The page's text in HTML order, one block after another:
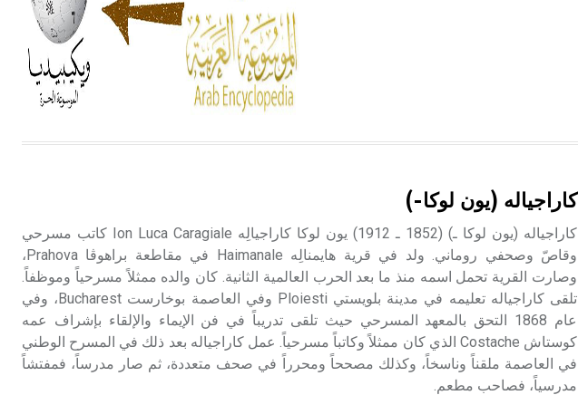
- هل تعلم أن المرجان إفراز حيواني
يتكون في البحر ويتركب من مادة
كربونات الكلسيوم، وهو أحمر أو شديد
الحمرة وهو أجود أنواعه، ويمتاز بكبر
الحجم ويسمى الش
الإنكليزية أب
- هل تعلم أن أبجر Abgar اسم معروف
جيداً يعود إلى عدد من الملوك الذين
حكموا مدينة إديسا (الرها) من أبجر الأول
وحتى التاسع، وهم ينتسبون إلى أسرة
أوسروين
كاراجياله (يون لوكا-)
كاراجياله (يون لوكا ـ) (1852 ـ 1912) يون لوكا كاراجيالِه Ion Luca Caragiale كاتب مسرحي
وقاصّ وصحفي روماني. ولد في قرية هايمنالِه Haimanale في مقاطعة براهوڤا Prahova،
وصارت القرية تحمل اسمه منذ ما بعد الحرب العالمية الثانية. كان والده ممثلاً مسرحياً وموظفاً.
تلقى كاراجياله تعليمه في مدينة بلويستي Ploiesti وفي العاصمة بوخارست Bucharest، وفي
عام 1868 التحق بالمعهد المسرحي حيث تلقى تدريباً في فن الإيماء والإلقاء بإشراف عمه
كوستاش Costache الذي كان ممثلاً وكاتباً مسرحياً. عمل كاراجياله بعد ذلك في المسرح الوطني
في العاصمة ملقناً وناسخاً، وكذلك مصححاً ومحرراً في صحف متعددة، ثم صار مدرساً، فمفتشاً
مدرسياً، فصاحب مطعم.